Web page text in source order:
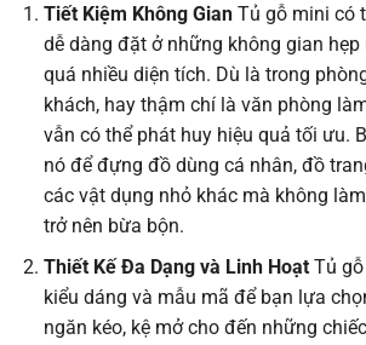
Tiết Kiệm Không GianTủ gỗ mini có
dễ dàng đặt ở những không gian
quá nhiều diện tích. Dù là trong
khách, hay thậm chí là văn phòng
vẫn có thể phát huy hiệu quả tối ưu.
nó để đựng đồ dùng cá nhân, đồ
các vật dụng nhỏ khác mà không
trở nên bừa bộn.
Thiết Kế Đa Dạng và Linh HoạtTủ gỗ
kiểu dáng và mẫu mã để bạn lựa
ngăn kéo, kệ mở cho đến những